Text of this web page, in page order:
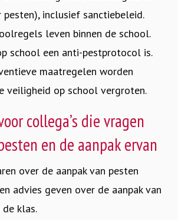
pesten), inclusief sanctiebeleid.
leven binnen de school.
school een anti-pestprotocol is.
maatregelen worden
veiligheid op school vergroten.
collega’s die vragen
en de aanpak ervan
over de aanpak van pesten
advies geven over de aanpak van
klas.